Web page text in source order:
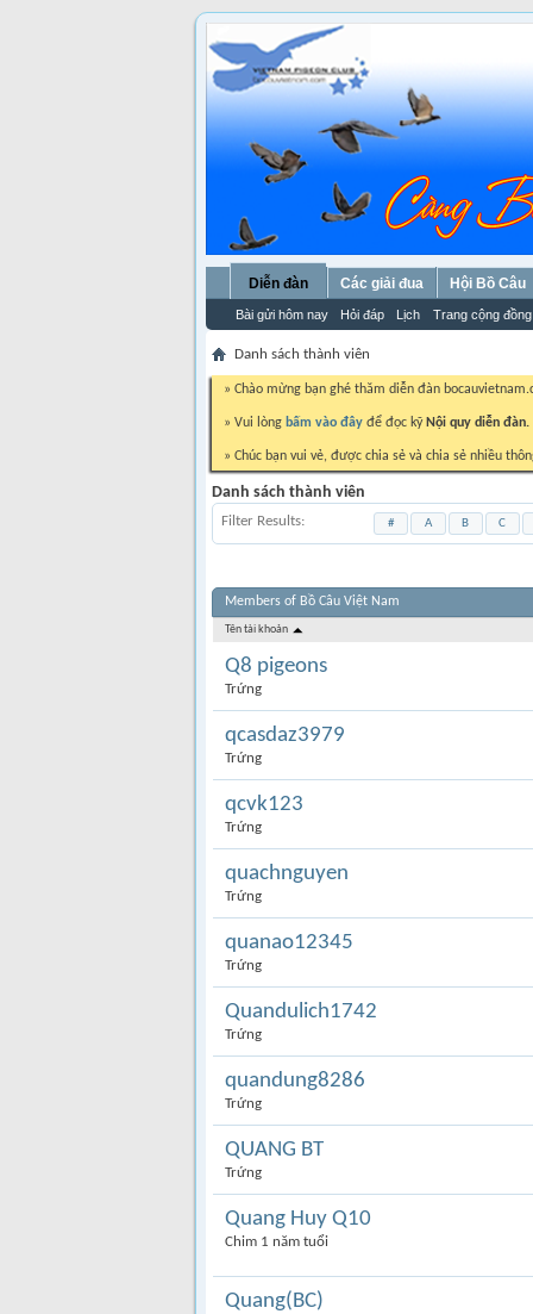
Diễn đàn
Bài gửi hôm nay Hỏi đáp Lịch Trang cộng đồng
Các giải đua Hội Bồ Câu
Danh sách thành viên
» Chào mừng bạn ghé thăm diễn đàn
» Vui lòng bấm vào đây để đọc kỹ Nội quy diễn đàn.
» Chúc bạn vui vẻ, được chia sẻ và chia sẻ nhiều
Danh sách thành viên
Filter Results # A B C
Members of Bồ Câu Việt Nam
Tên tài khoản
Q8 pigeons
Trứng
qcasdaz3979
Trứng
qcvk123
Trứng
quachnguyen
Trứng
quanao12345
Trứng
Quandulich1742
Trứng
quandung8286
Trứng
QUANG BT
Trứng
Quang Huy Q10
Chim 1 năm tuổi
Quang(BC)